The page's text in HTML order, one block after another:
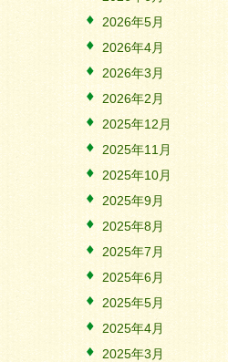
2026年5月
2026年4月
2026年3月
2026年2月
2025年12月
2025年11月
2025年10月
2025年9月
2025年8月
2025年7月
2025年6月
2025年5月
2025年4月
2025年3月